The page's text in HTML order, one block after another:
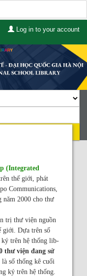
Log in to your account
(Integrated
thế giới, phát
Communications,
năm 2000 cho thư
trị thư viện nguồn
giới. Dựa trên số
ký trên hệ thống lib-
thư viện đang sử
số thống kê cuối
ký trên hệ thống.